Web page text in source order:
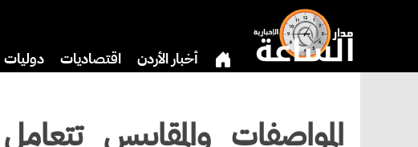
أخبار الأردن اقتصاديات دوليات